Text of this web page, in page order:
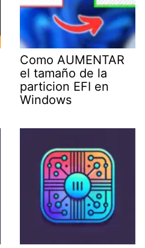
Como AUMENTAR
el tamaño de la
particion EFI en
Windows